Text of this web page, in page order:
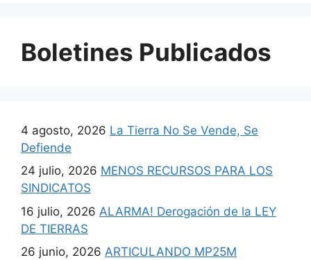
Boletines Publicados
4 agosto, 2026 La Tierra No Se Vende, Se
Defiende
24 julio, 2026 MENOS RECURSOS PARA LOS
SINDICATOS
16 julio, 2026 ALARMA! Derogación de la LEY
DE TIERRAS
26 junio, 2026 ARTICULANDO MP25M